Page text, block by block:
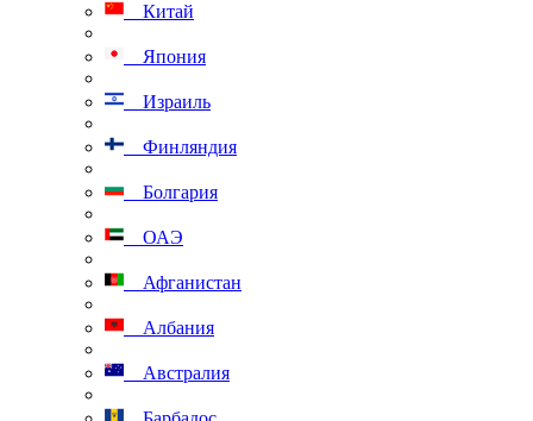
Китай
Япония
Израиль
Финляндия
Болгария
ОАЭ
Афганистан
Албания
Австралия